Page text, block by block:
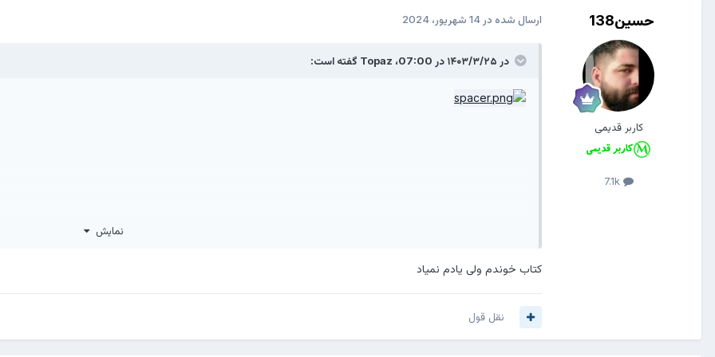
حسین138
کاربر قدیمی
7.1k
ارسال شده در 14 شهریور، 2024
در ۱۴۰۳/۳/۲۵ در 07:00، Topaz گفته است:
نمایش
کتاب خوندم ولی یادم نمیاد
نقل قول